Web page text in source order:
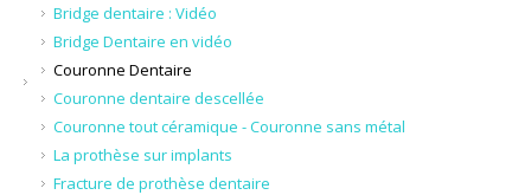
Bridge dentaire : Vidéo
Bridge Dentaire en vidéo
Couronne Dentaire
Couronne dentaire descellée
Couronne tout céramique - Couronne sans métal
La prothèse sur implants
Fracture de prothèse dentaire